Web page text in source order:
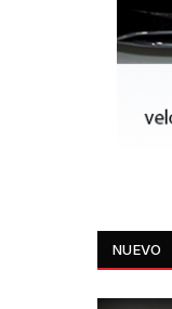
NUEVO